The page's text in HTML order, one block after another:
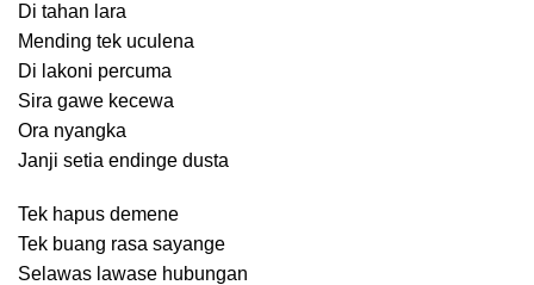
Di tahan lara
Mending tek uculena
Di lakoni percuma
Sira gawe kecewa
Ora nyangka
Janji setia endinge dusta
Tek hapus demene
Tek buang rasa sayange
Selawas lawase hubungan